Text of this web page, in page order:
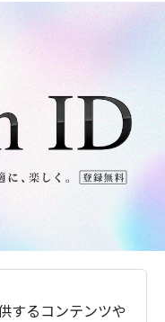
するコンテンツや